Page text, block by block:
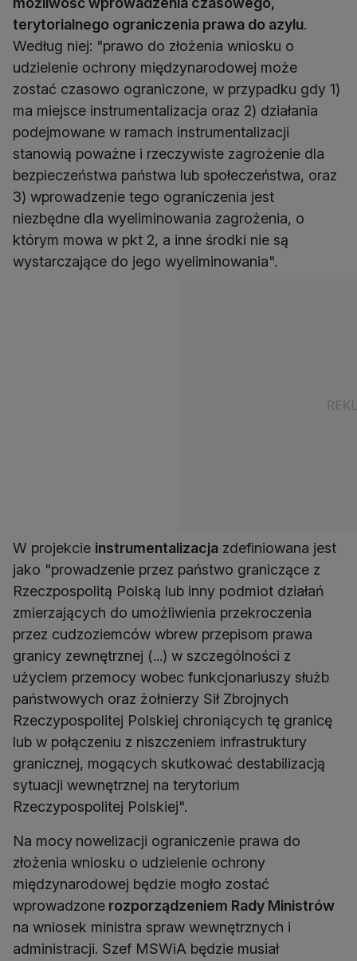
terytorialnego ograniczenia prawa do azylu.
Według niej: "prawo do złożenia wniosku o
udzielenie ochrony międzynarodowej może
zostać czasowo ograniczone, w przypadku gdy 1)
ma miejsce instrumentalizacja oraz 2) działania
podejmowane w ramach instrumentalizacji
stanowią poważne i rzeczywiste zagrożenie dla
bezpieczeństwa państwa lub społeczeństwa, oraz
3) wprowadzenie tego ograniczenia jest
niezbędne dla wyeliminowania zagrożenia, o
którym mowa w pkt 2, a inne środki nie są
wystarczające do jego wyeliminowania".
W projekcie instrumentalizacja zdefiniowana jest
jako "prowadzenie przez państwo graniczące z
Rzeczpospolitą Polską lub inny podmiot działań
zmierzających do umożliwienia przekroczenia
przez cudzoziemców wbrew przepisom prawa
granicy zewnętrznej (...) w szczególności z
użyciem przemocy wobec funkcjonariuszy służb
państwowych oraz żołnierzy Sił Zbrojnych
Rzeczypospolitej Polskiej chroniących tę granicę
lub w połączeniu z niszczeniem infrastruktury
granicznej, mogących skutkować destabilizacją
sytuacji wewnętrznej na terytorium
Rzeczypospolitej Polskiej".
Na mocy nowelizacji ograniczenie prawa do
złożenia wniosku o udzielenie ochrony
międzynarodowej będzie mogło zostać
wprowadzone rozporządzeniem Rady Ministrów
na wniosek ministra spraw wewnętrznych i
administracji. Szef MSWiA będzie musiał